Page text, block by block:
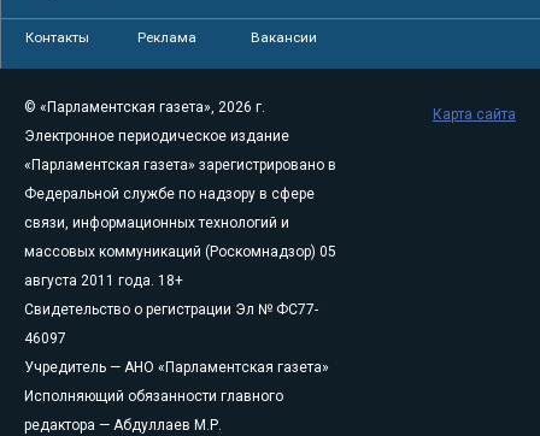
Контакты Реклама Вакансии
© «Парламентская газета», 2026 г.
Электронное периодическое издание
«Парламентская газета» зарегистрировано в
Федеральной службе по надзору в сфере
связи, информационных технологий и
массовых коммуникаций (Роскомнадзор) 05
августа 2011 года. 18+
Свидетельство о регистрации Эл № ФС77-
46097
Учредитель — АНО «Парламентская газета»
Исполняющий обязанности главного
редактора — Абдуллаев М.Р.
Карта сайта